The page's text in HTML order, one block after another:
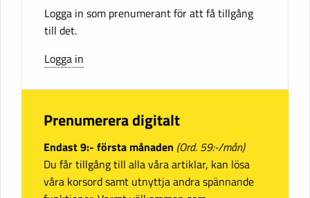
Logga in som prenumerant för att få tillgång
till det.
Logga in
Prenumerera digitalt
Endast 9:- första månaden (Ord. 59:-/mån)
Du får tillgång till alla våra artiklar, kan lösa
våra korsord samt utnyttja andra spännande